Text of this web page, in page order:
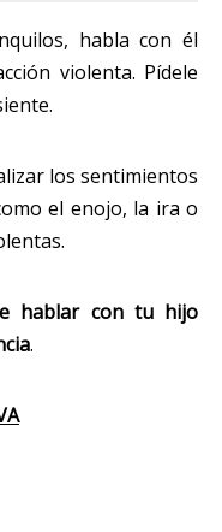
habla con él
violenta. Pídele
los sentimientos
el enojo, la ira o
hablar con tu hijo
.